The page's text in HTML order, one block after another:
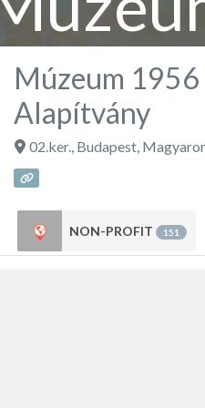
Múzeum 1956
Alapítvány
02.ker., Budapest,
NON-PROFIT 151